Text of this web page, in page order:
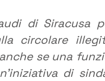
di Siracusa
circolare
se una
di